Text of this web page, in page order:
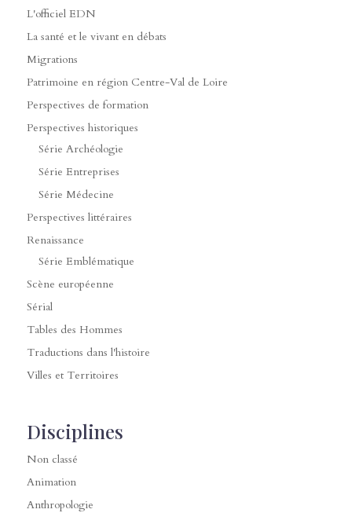
L'officiel EDN
La santé et le vivant en débats
Migrations
Patrimoine en région Centre-Val de Loire
Perspectives de formation
Perspectives historiques
Série Archéologie
Série Entreprises
Série Médecine
Perspectives littéraires
Renaissance
Série Emblématique
Scène européenne
Sérial
Tables des Hommes
Traductions dans l'histoire
Villes et Territoires
Disciplines
Non classé
Animation
Anthropologie